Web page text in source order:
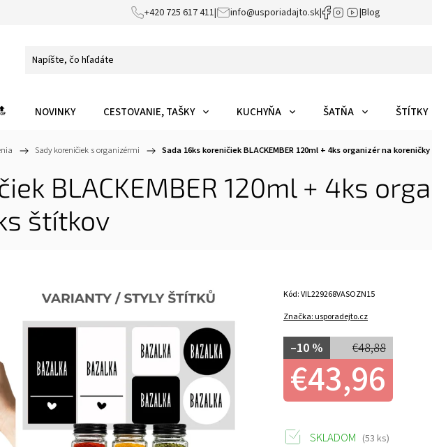
+420 725 617 411| info@usporiadajto.sk| |Blog
NOVINKY CESTOVANIE, TAŠKY KUCHYŇA ŠATŇA ŠTÍTKY
/ Sady koreničiek s organizérmi / Sada 16ks koreničiek BLACKEMBER 120ml + 4ks organizér na
BLACKEMBER 120ml + 4ks
štítkov
Značka:usporadejto.cz
€48,88
–10 %
€43,96
Kód:VIL229268VASOZN15
SKLADOM (53 ks)